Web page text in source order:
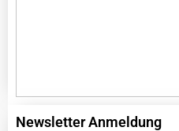
Newsletter Anmeldung